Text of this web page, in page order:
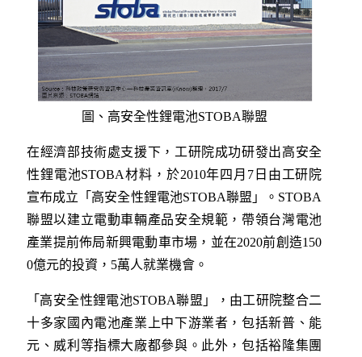
圖、高安全性鋰電池STOBA聯盟
在經濟部技術處支援下，工研院成功研發出高安全
性鋰電池STOBA材料，於2010年四月7日由工研院
宣布成立「高安全性鋰電池STOBA聯盟」。STOBA
聯盟以建立電動車輛產品安全規範，帶領台灣電池
產業提前佈局新興電動車市場，並在2020前創造150
0億元的投資，5萬人就業機會。
「高安全性鋰電池STOBA聯盟」，由工研院整合二
十多家國內電池產業上中下游業者，包括新普、能
元、威利等指標大廠都參與。此外，包括裕隆集團